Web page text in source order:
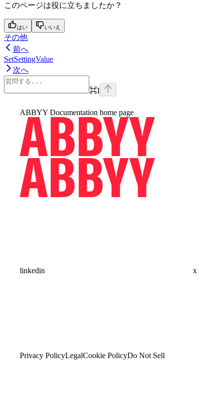
このページは役に立ちましたか？
はい いいえ
その他
前へ
SetSettingValue
次へ
⌘I
ABBYY Documentation home page
linkedin x
Privacy PolicyLegalCookie PolicyDo Not Sell